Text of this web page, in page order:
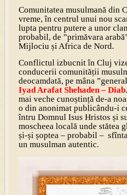
Comunitatea musulmană din
vreme, în centrul unui nou
lupta pentru putere a unor
probabil, de ”primăvara
Mijlociu și Africa de Nord.
Conflictul izbucnit în Cluj
conducerii comunității
deocamdată, pe mâna
Iyad Arafat Shehaden – Diab
mai veche cunoștință de-a
o din anonimat publicându-i
întru Domnul Isus Hristos și
moscheea locală unde stătea
și-și șoptea – probabil –
un musulman autentic.